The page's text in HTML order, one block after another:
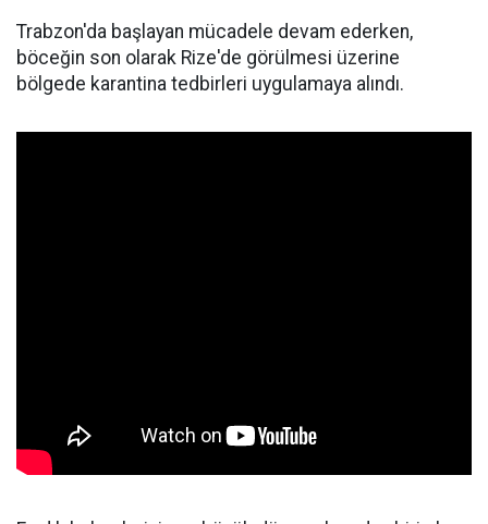
Trabzon'da başlayan mücadele devam ederken,
böceğin son olarak Rize'de görülmesi üzerine
bölgede karantina tedbirleri uygulamaya alındı.